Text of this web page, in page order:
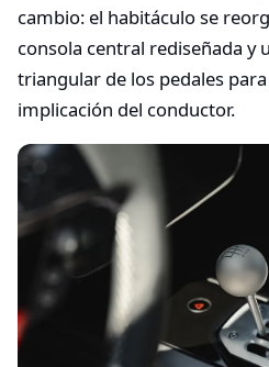
cambio: el habitáculo se
consola central rediseñada y
triangular de los pedales
implicación del conductor.